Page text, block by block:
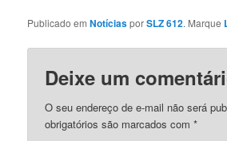
Publicado emNotíciasporSLZ 612. Marque
Deixe um
O seu endereço de e-mail não será
obrigatórios são marcados com*